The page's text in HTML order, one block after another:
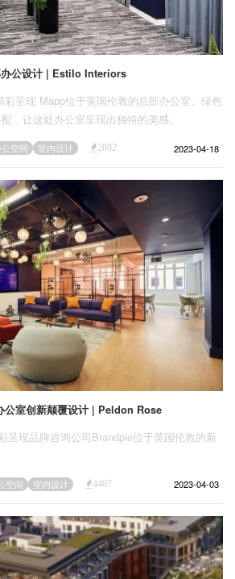
公设计 | Estilo Interiors
彩呈现 Mapp位于英国伦敦的总部办公室。绿色
，让这处办公室呈现出独特的美感。
公空间 室内设计 2802 2023-04-18
公室创新颠覆设计 | Peldon Rose
呈现品牌咨询公司Brandpie位于英国伦敦的新
空间 室内设计 4407 2023-04-03